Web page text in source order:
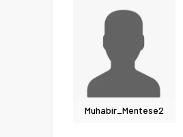
Muhabir_Mentese2